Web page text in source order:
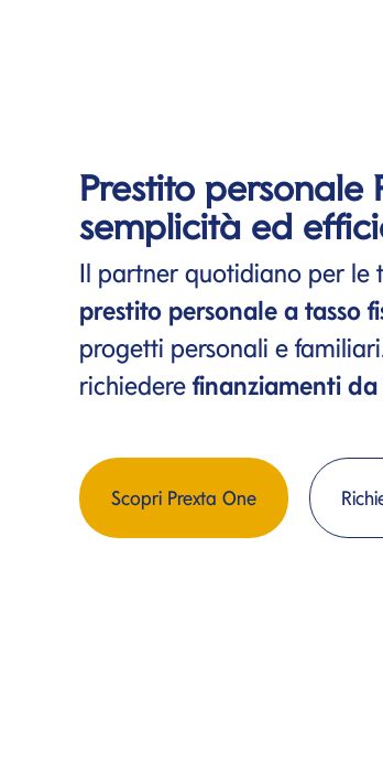
Prestito personale
semplicità ed
Il partner quotidiano per le
prestito personale a tasso
progetti personali e
richiederefinanziamenti
Scopri Prexta One